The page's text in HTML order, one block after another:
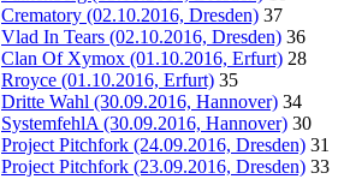
Crematory (02.10.2016, Dresden) 37
Vlad In Tears (02.10.2016, Dresden) 36
Clan Of Xymox (01.10.2016, Erfurt) 28
Rroyce (01.10.2016, Erfurt) 35
Dritte Wahl (30.09.2016, Hannover) 34
SystemfehlA (30.09.2016, Hannover) 30
Project Pitchfork (24.09.2016, Dresden) 31
Project Pitchfork (23.09.2016, Dresden) 33